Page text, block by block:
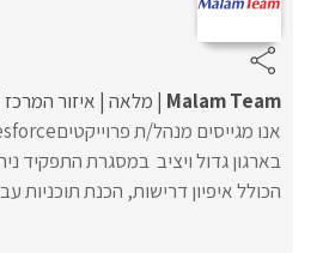
Malam Team מלאה איזור המרכז
בארגון גדול ויציב במסגרת התפקיד
הכולל איפיון דרישות, הכנת תוכניות